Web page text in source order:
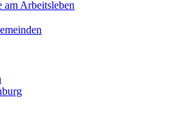
am Arbeitsleben